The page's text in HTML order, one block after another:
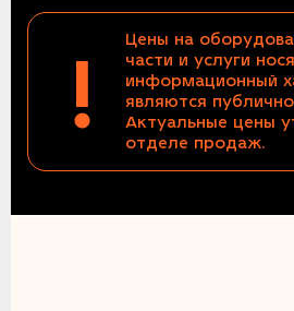
!
Цены на
части и услуги
информационный
являются
Актуальные цены
отделе продаж.